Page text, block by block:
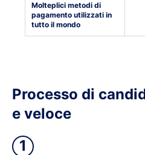
Molteplici metodi di
pagamento utilizzati in
tutto il mondo
Processo di
e veloce
1